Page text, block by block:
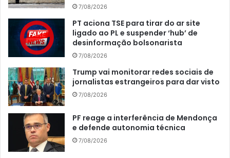
7/08/2026
PT aciona TSE para tirar do ar site
ligado ao PL e suspender ‘hub’ de
desinformação bolsonarista
7/08/2026
Trump vai monitorar redes sociais de
jornalistas estrangeiros para dar visto
7/08/2026
PF reage a interferência de Mendonça
e defende autonomia técnica
7/08/2026